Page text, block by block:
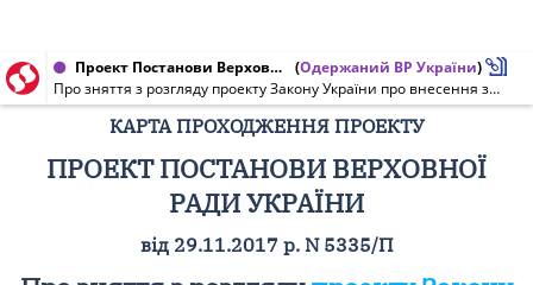
Проект Постанови Верховної Ради України, Карта проходження проекту від 29.11.2017 № 5335/П (Одержаний ВР України)
Про зняття з розгляду проекту Закону України про внесення змін до деяких законодавчих актів України щодо забезпечення процедури відводу